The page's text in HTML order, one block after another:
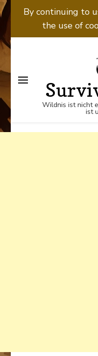
Wildnis ist nicht
besuchen, sie ist
By continuing to
the use of
Wildnis ist nicht
ist